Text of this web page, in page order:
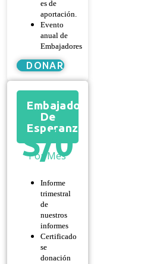
es de
aportación.
Evento
anual de
Embajadores
DONAR
Embajador
De
Esperanza
S/0
Por Mes
Informe
trimestral
de
nuestros
informes
Certificado
se
donación